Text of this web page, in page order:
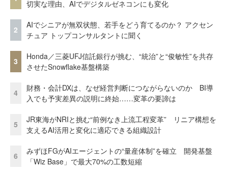
切実な理由、AIでデジタルゼネコンにも変化
2
AIでシニアが無双状態、若手をどう育てるのか？ アクセン
チュア トップコンサルタントに聞く
3
Honda／三菱UFJ信託銀行が挑む、“統治”と“俊敏性”を共存
させたSnowflake基盤構築
4
財務・会計DXは、なぜ経営判断につながらないのか BI導
入でも予実差異の説明に終始……変革の要諦は
5
JR東海がNRIと挑む“前例なき上流工程変革” リニア構想を
支えるAI活用と変化に適応できる組織設計
6
みずほFGがAIエージェントの“量産体制”を確立 開発基盤
「Wiz Base」で最大70%の工数短縮